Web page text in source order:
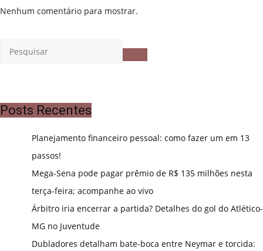
Nenhum comentário para mostrar.
Posts Recentes
Planejamento financeiro pessoal: como fazer um em 13
passos!
Mega-Sena pode pagar prêmio de R$ 135 milhões nesta
terça-feira; acompanhe ao vivo
Árbitro iria encerrar a partida? Detalhes do gol do Atlético-
MG no Juventude
Dubladores detalham bate-boca entre Neymar e torcida: